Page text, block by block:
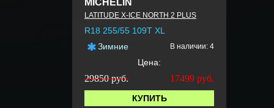
MICHELIN
LATITUDE X-ICE NORTH 2 PLUS
R18 255/55 109T XL
Зимние
В наличии: 4
Цена:
29850 руб. 17499 руб.
КУПИТЬ